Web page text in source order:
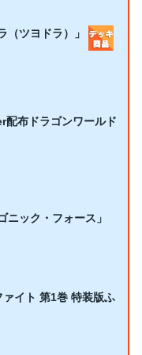
（ツヨドラ）」
配布ドラゴンワールド
ニック・フォース」
イト 第1巻 特装版ふ